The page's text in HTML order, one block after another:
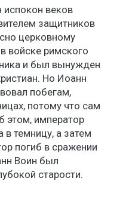
испокон веков
защитников
церковному
войске римского
и был вынужден
Но Иоанн
побегам,
потому что сам
этом, император
темницу, а затем
погиб в сражении
Воин был
старости.